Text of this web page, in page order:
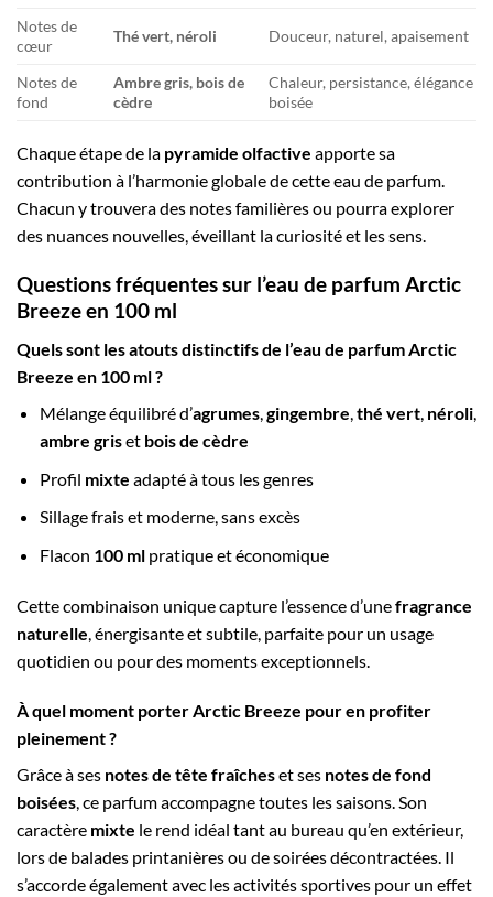
Notes de
cœur
Thé vert, néroli Douceur, naturel, apaisement
Notes de
fond
Ambre gris, bois de
cèdre
Chaleur, persistance, élégance
boisée
Chaque étape de la pyramide olfactive apporte sa
contribution à l’harmonie globale de cette eau de parfum.
Chacun y trouvera des notes familières ou pourra explorer
des nuances nouvelles, éveillant la curiosité et les sens.
Questions fréquentes sur l’eau de parfum Arctic
Breeze en 100 ml
Quels sont les atouts distinctifs de l’eau de parfum Arctic
Breeze en 100 ml ?
Mélange équilibré d’agrumes,gingembre,thé vert, néroli,
ambre griset bois de cèdre
Profil mixte adapté à tous les genres
Sillage frais et moderne, sans excès
Flacon 100 mlpratique et économique
Cette combinaison unique capture l’essence d’unefragrance
naturelle , énergisante et subtile, parfaite pour un usage
quotidien ou pour des moments exceptionnels.
À quel moment porter Arctic Breeze pour en profiter
pleinement ?
Grâce à ses notes de tête fraîcheset ses notes de fond
boisées, ce parfum accompagne toutes les saisons. Son
caractère mixte le rend idéal tant au bureau qu’en extérieur,
lors de balades printanières ou de soirées décontractées. Il
s’accorde également avec les activités sportives pour un effet